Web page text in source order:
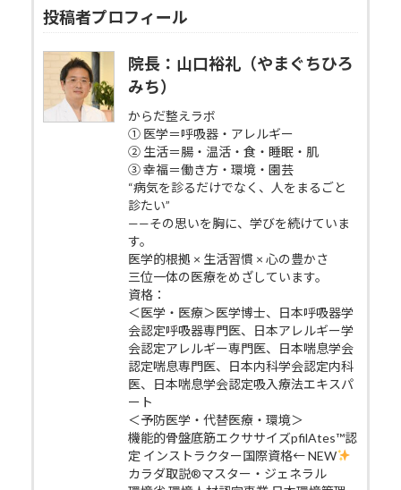
投稿者プロフィール
院長：山口裕礼（やまぐちひろ
みち）
からだ整えラボ
① 医学＝呼吸器・アレルギー
② 生活＝腸・温活・食・睡眠・肌
③ 幸福＝働き方・環境・園芸
“病気を診るだけでなく、人をまるごと
診たい”
——その思いを胸に、学びを続けていま
す。
医学的根拠 × 生活習慣 × 心の豊かさ
三位一体の医療をめざしています。
資格：
＜医学・医療＞医学博士、日本呼吸器学
会認定呼吸器専門医、日本アレルギー学
会認定アレルギー専門医、日本喘息学会
認定喘息専門医、日本内科学会認定内科
医、日本喘息学会認定吸入療法エキスパ
ート
＜予防医学・代替医療・環境＞
機能的骨盤底筋エクササイズpfilAtes™認
定 インストラクター国際資格← NEW
カラダ取説®マスター・ジェネラル